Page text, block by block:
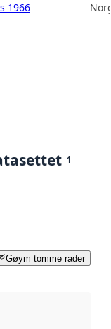
1966
1
Gøym tomme rader